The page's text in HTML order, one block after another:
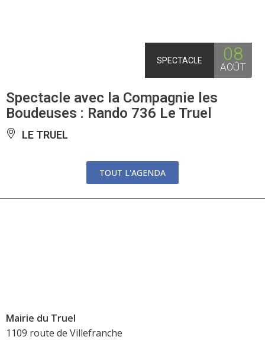
SPECTACLE 08
AOÛT
Spectacle avec la Compagnie les
Boudeuses : Rando 736 Le Truel
LE TRUEL
TOUT L'AGENDA
Mairie du Truel
1109 route de Villefranche